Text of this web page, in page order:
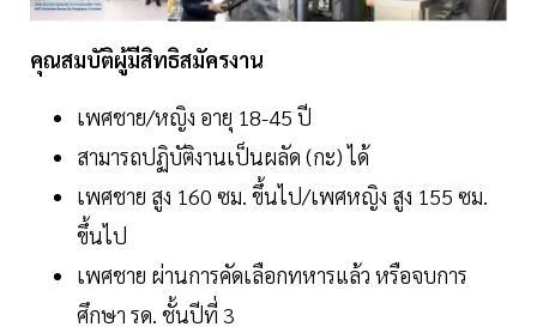
คุณสมบัติผู้มีสิทธิสมัครงาน
เพศชาย/หญิง อายุ 18-45 ปี
สามารถปฏิบัติงานเป็นผลัด (กะ) ได้
เพศชาย สูง 160 ซม. ขึ้นไป/เพศหญิง สูง 155 ซม.
ขึ้นไป
เพศชาย ผ่านการคัดเลือกทหารแล้ว หรือจบการ
ศึกษา รด. ชั้นปีที่ 3